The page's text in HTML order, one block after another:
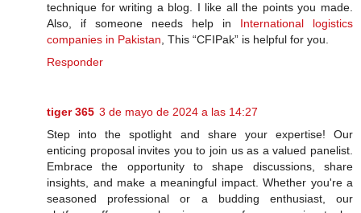
technique for writing a blog. I like all the points you made.
Also, if someone needs help in International logistics
companies in Pakistan, This “CFIPak” is helpful for you.
Responder
tiger 365 3 de mayo de 2024 a las 14:27
Step into the spotlight and share your expertise! Our
enticing proposal invites you to join us as a valued panelist.
Embrace the opportunity to shape discussions, share
insights, and make a meaningful impact. Whether you're a
seasoned professional or a budding enthusiast, our